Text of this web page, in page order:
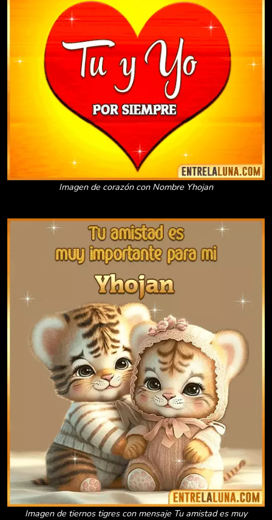
Imagen de corazón con Nombre Yhojan
Imagen de tiernos tigres con mensaje Tu amistad es muy